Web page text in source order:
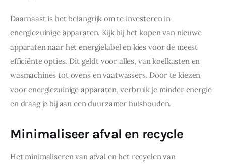
Daarnaast is het belangrijk om te investeren in
energiezuinige apparaten. Kijk bij het kopen van nieuwe
apparaten naar het energielabel en kies voor de meest
efficiënte opties. Dit geldt voor alles, van koelkasten en
wasmachines tot ovens en vaatwassers. Door te kiezen
voor energiezuinige apparaten, verbruik je minder energie
en draag je bij aan een duurzamer huishouden.
Minimaliseer afval en recycle
Het minimaliseren van afval en het recyclen van